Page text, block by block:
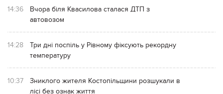
14:36
Вчора біля Квасилова сталася ДТП з
автовозом
14:28
Три дні поспіль у Рівному фіксують рекордну
температуру
10:37
Зниклого жителя Костопільщини розшукали в
лісі без ознак життя